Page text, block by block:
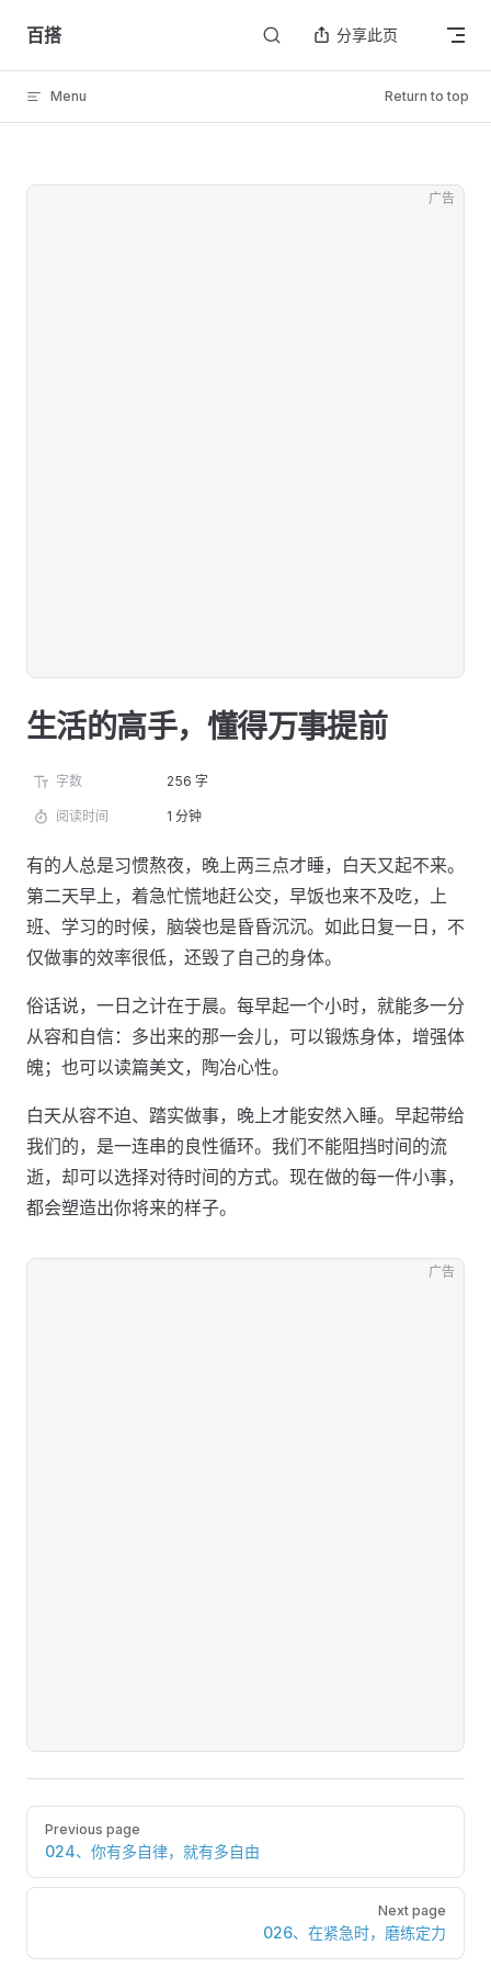
Skip to content
百搭 分享此页
Menu Return to top
广告
生活的高手，懂得万事提前
字数 256 字
阅读时间 1 分钟
有的人总是习惯熬夜，晚上两三点才睡，白天又起不来。
第二天早上，着急忙慌地赶公交，早饭也来不及吃，上
班、学习的时候，脑袋也是昏昏沉沉。如此日复一日，不
仅做事的效率很低，还毁了自己的身体。
俗话说，一日之计在于晨。每早起一个小时，就能多一分
从容和自信：多出来的那一会儿，可以锻炼身体，增强体
魄；也可以读篇美文，陶冶心性。
白天从容不迫、踏实做事，晚上才能安然入睡。早起带给
我们的，是一连串的良性循环。我们不能阻挡时间的流
逝，却可以选择对待时间的方式。现在做的每一件小事，
都会塑造出你将来的样子。
广告
Pager
Previous page
024、你有多自律，就有多自由
Next page
026、在紧急时，磨练定力